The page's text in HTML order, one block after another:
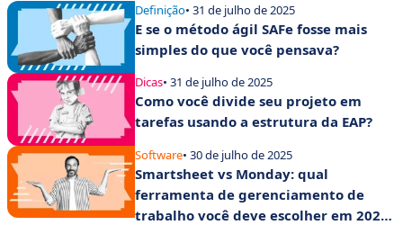
Definição• 31 de julho de 2025
E se o método ágil SAFe fosse mais
simples do que você pensava?
Dicas• 31 de julho de 2025
Como você divide seu projeto em
tarefas usando a estrutura da EAP?
Software• 30 de julho de 2025
Smartsheet vs Monday: qual
ferramenta de gerenciamento de
trabalho você deve escolher em 2025